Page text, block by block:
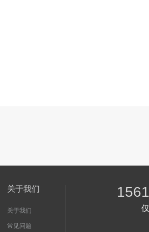
关于我们
关于我们
常见问题